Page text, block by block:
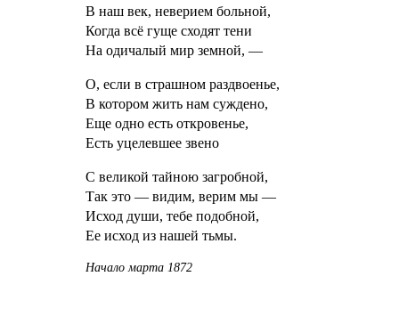
В наш век, неверием больной,
Когда всё гуще сходят тени
На одичалый мир земной, —
О, если в страшном раздвоенье,
В котором жить нам суждено,
Еще одно есть откровенье,
Есть уцелевшее звено
С великой тайною загробной,
Так это — видим, верим мы —
Исход души, тебе подобной,
Ее исход из нашей тьмы.
Начало марта 1872